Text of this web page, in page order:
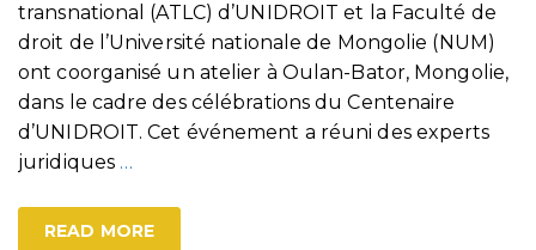
transnational (ATLC) d’UNIDROIT et la Faculté de
droit de l’Université nationale de Mongolie (NUM)
ont coorganisé un atelier à Oulan-Bator, Mongolie,
dans le cadre des célébrations du Centenaire
d’UNIDROIT. Cet événement a réuni des experts
juridiques …
READ MORE